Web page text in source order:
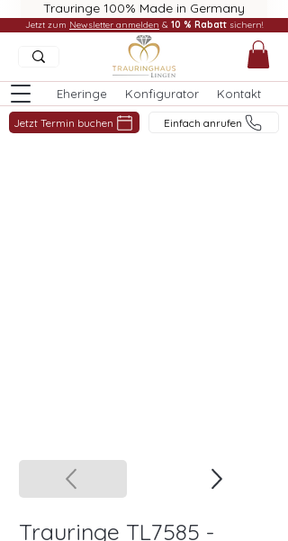
Trauringe 100% Made in Germany
Eheringe Konfigurator Kontakt
Jetzt Termin buchen Einfach anrufen
Jetzt zum Newsletter anmelden & 10 % Rabatt sichern!
Trauringe TL7585 -